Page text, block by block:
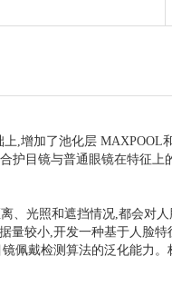
,增加了池化层
护目镜与普通眼镜在特征
、光照和遮挡情况,都会对
较小,开发一种基于人脸
佩戴检测算法的泛化能力